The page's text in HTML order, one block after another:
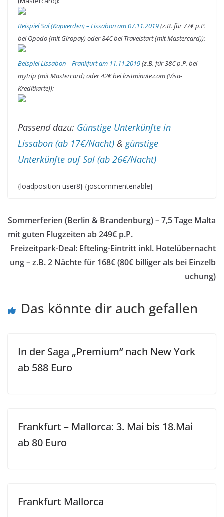
Beispiel Sal (Kapverden) – Lissabon am 07.11.2019(z.B. für 77€ p.P.
bei Opodo (mit Giropay) oder 84€ bei Travelstart (mit Mastercard)):
Beispiel Lissabon – Frankfurt am 11.11.2019(z.B. für 38€ p.P. bei
mytrip (mit Mastercard) oder 42€ bei lastminute.com (Visa-
Kreditkarte)):
Passend dazu: Günstige Unterkünfte in
Lissabon (ab 17€/Nacht) & günstige
Unterkünfte auf Sal (ab 26€/Nacht)
{loadposition user8} {joscommentenable}
Sommerferien (Berlin & Brandenburg) – 7,5 Tage Malta
mit guten Flugzeiten ab 249€ p.P.
Freizeitpark-Deal: Efteling-Eintritt inkl. Hotelübernacht
ung – z.B. 2 Nächte für 168€ (80€ billiger als bei Einzelb
uchung)
Das könnte dir auch gefallen
In der Saga „Premium“ nach New York
ab 588 Euro
Frankfurt – Mallorca: 3. Mai bis 18.Mai
ab 80 Euro
Frankfurt Mallorca